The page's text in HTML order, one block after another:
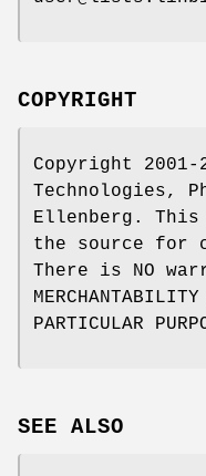
COPYRIGHT
Copyright
Technologies,
Ellenberg.
the source for
There is NO
PARTICULAR
SEE ALSO